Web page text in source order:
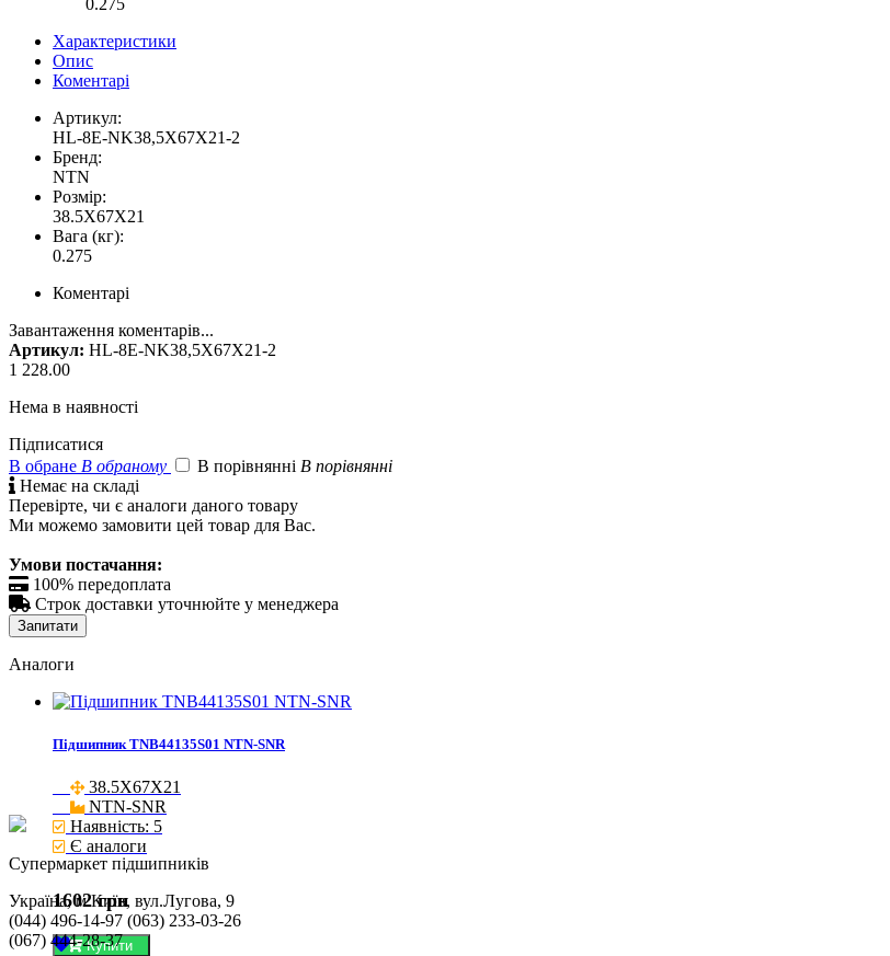
0.275
Характеристики
Опис
Коментарі
Артикул:
HL-8E-NK38,5X67X21-2
Бренд:
NTN
Розмір:
38.5X67X21
Вага (кг):
0.275
Коментарі
Завантаження коментарів...
Артикул: HL-8E-NK38,5X67X21-2
1 228.00
Нема в наявності
Підписатися
В обране В обраному В порівнянні В порівнянні
 Немає на складі
Перевірте, чи є аналоги даного товару
Ми можемо замовити цей товар для Вас.
Умови постачання:
 100% передоплата
 Строк доставки уточнюйте у менеджера
Запитати
Аналоги
Підшипник TNB44135S01 NTN-SNR
38.5X67X21
NTN-SNR
Наявність: 5
Є аналоги
1602 грн
Купити
Cупермаркет підшипників
Україна, м.Київ, вул.Лугова, 9
(044) 496-14-97 (063) 233-03-26
(067) 444-28-37